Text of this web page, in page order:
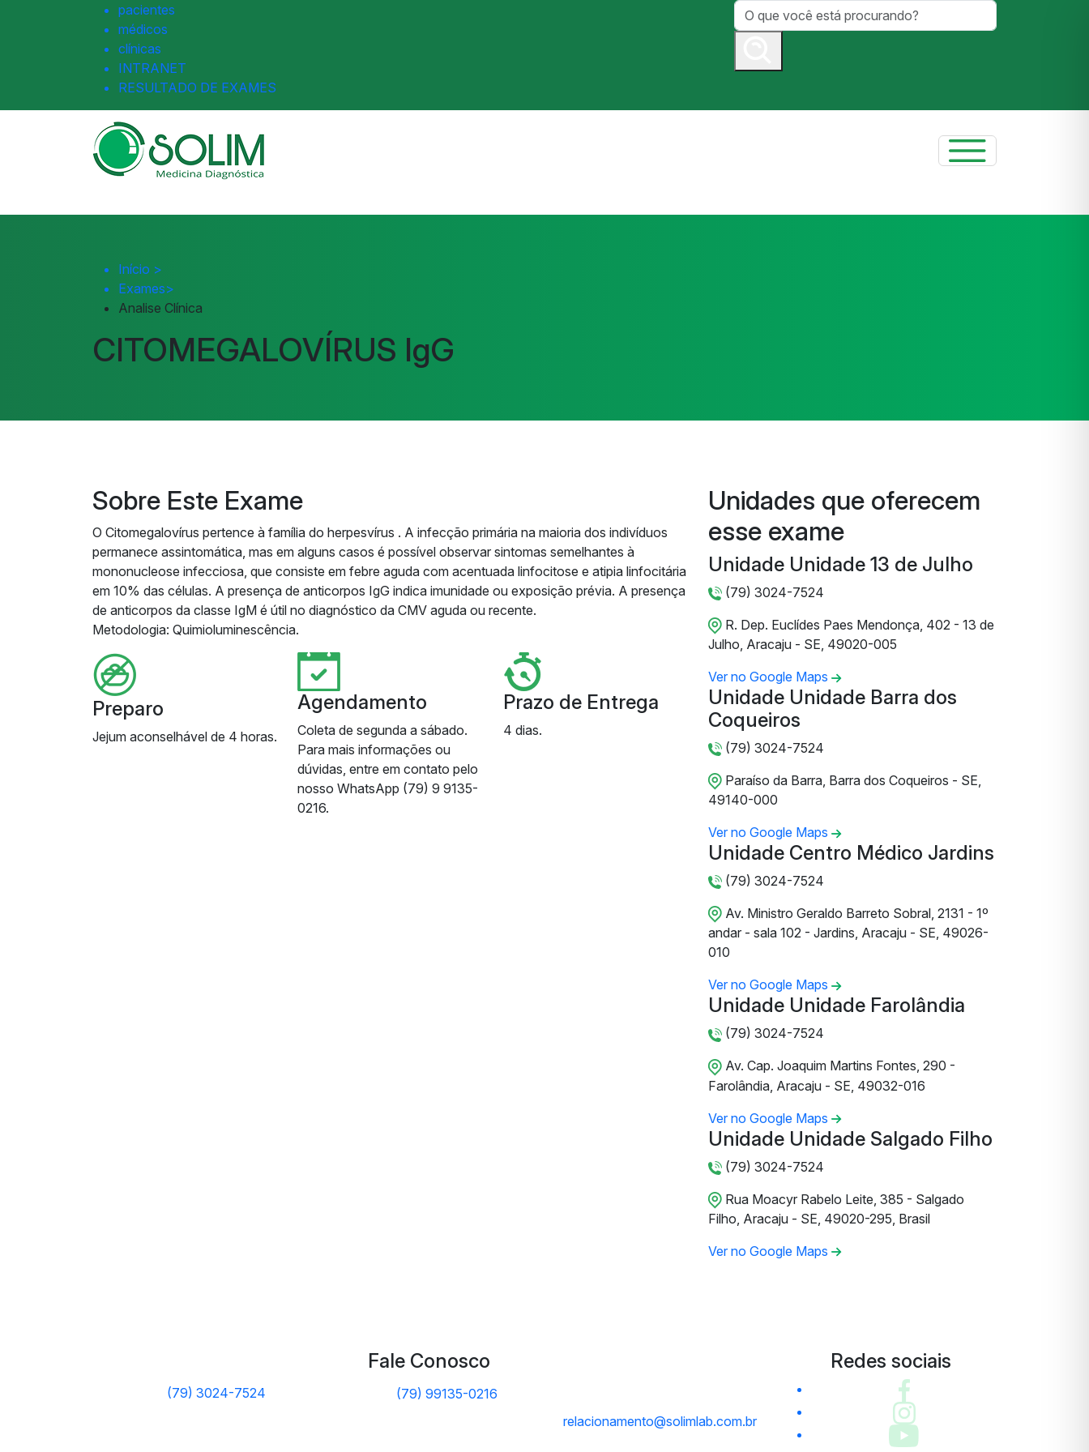
pacientes
médicos
clínicas
INTRANET
RESULTADO DE EXAMES
Início >
Exames>
Analise Clínica
CITOMEGALOVÍRUS IgG
Sobre Este Exame
O Citomegalovírus pertence à família do herpesvírus . A infecção primária na maioria dos indivíduos
permanece assintomática, mas em alguns casos é possível observar sintomas semelhantes à
mononucleose infecciosa, que consiste em febre aguda com acentuada linfocitose e atipia linfocitária
em 10% das células. A presença de anticorpos IgG indica imunidade ou exposição prévia. A presença
de anticorpos da classe IgM é útil no diagnóstico da CMV aguda ou recente.
Metodologia: Quimioluminescência.
Preparo
Jejum aconselhável de 4 horas.
Agendamento
Coleta de segunda a sábado.
Para mais informações ou
dúvidas, entre em contato pelo
nosso WhatsApp (79) 9 9135-
0216.
Prazo de Entrega
4 dias.
Unidades que oferecem
esse exame
Unidade Unidade 13 de Julho
(79) 3024-7524
R. Dep. Euclídes Paes Mendonça, 402 - 13 de
Julho, Aracaju - SE, 49020-005
Ver no Google Maps
Unidade Unidade Barra dos
Coqueiros
(79) 3024-7524
Paraíso da Barra, Barra dos Coqueiros - SE,
49140-000
Ver no Google Maps
Unidade Centro Médico Jardins
(79) 3024-7524
Av. Ministro Geraldo Barreto Sobral, 2131 - 1º
andar - sala 102 - Jardins, Aracaju - SE, 49026-
010
Ver no Google Maps
Unidade Unidade Farolândia
(79) 3024-7524
Av. Cap. Joaquim Martins Fontes, 290 -
Farolândia, Aracaju - SE, 49032-016
Ver no Google Maps
Unidade Unidade Salgado Filho
(79) 3024-7524
Rua Moacyr Rabelo Leite, 385 - Salgado
Filho, Aracaju - SE, 49020-295, Brasil
Ver no Google Maps
Fale Conosco
(79) 3024-7524
(79) 99135-0216
relacionamento@solimlab.com.br
Redes sociais